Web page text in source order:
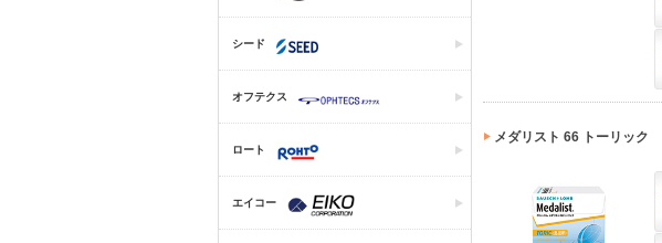
シード
オフテクス
ロート
エイコー
メダリスト 66 トーリック